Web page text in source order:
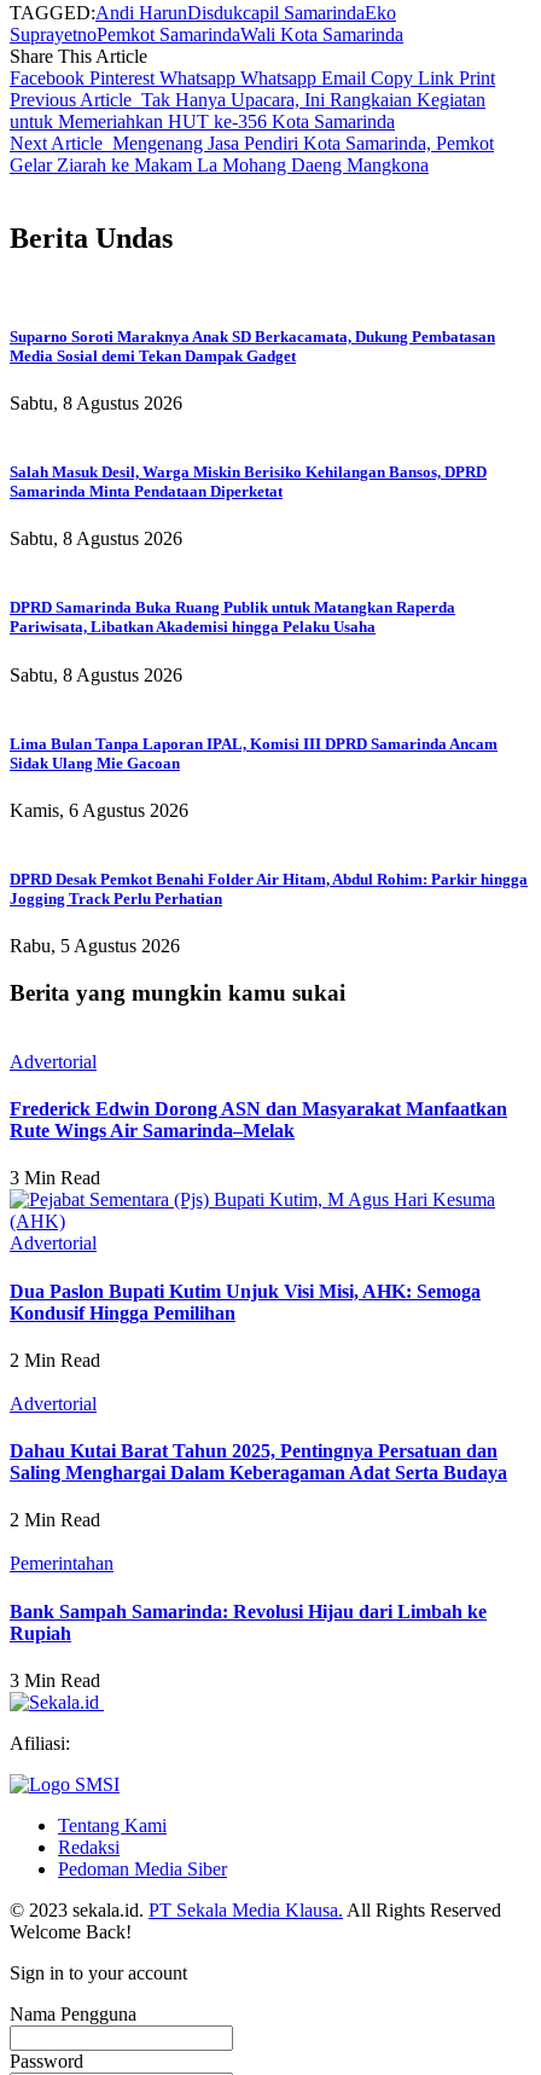
TAGGED:Andi HarunDisdukcapil SamarindaEko
SuprayetnoPemkot SamarindaWali Kota Samarinda
Share This Article
Facebook Pinterest Whatsapp Whatsapp Email Copy Link Print
Previous Article Tak Hanya Upacara, Ini Rangkaian Kegiatan
untuk Memeriahkan HUT ke-356 Kota Samarinda
Next Article Mengenang Jasa Pendiri Kota Samarinda, Pemkot
Gelar Ziarah ke Makam La Mohang Daeng Mangkona
Berita Undas
Suparno Soroti Maraknya Anak SD Berkacamata, Dukung Pembatasan
Media Sosial demi Tekan Dampak Gadget
Sabtu, 8 Agustus 2026
Salah Masuk Desil, Warga Miskin Berisiko Kehilangan Bansos, DPRD
Samarinda Minta Pendataan Diperketat
Sabtu, 8 Agustus 2026
DPRD Samarinda Buka Ruang Publik untuk Matangkan Raperda
Pariwisata, Libatkan Akademisi hingga Pelaku Usaha
Sabtu, 8 Agustus 2026
Lima Bulan Tanpa Laporan IPAL, Komisi III DPRD Samarinda Ancam
Sidak Ulang Mie Gacoan
Kamis, 6 Agustus 2026
DPRD Desak Pemkot Benahi Folder Air Hitam, Abdul Rohim: Parkir hingga
Jogging Track Perlu Perhatian
Rabu, 5 Agustus 2026
Berita yang mungkin kamu sukai
Advertorial
Frederick Edwin Dorong ASN dan Masyarakat Manfaatkan
Rute Wings Air Samarinda–Melak
3 Min Read
Advertorial
Dua Paslon Bupati Kutim Unjuk Visi Misi, AHK: Semoga
Kondusif Hingga Pemilihan
2 Min Read
Advertorial
Dahau Kutai Barat Tahun 2025, Pentingnya Persatuan dan
Saling Menghargai Dalam Keberagaman Adat Serta Budaya
2 Min Read
Pemerintahan
Bank Sampah Samarinda: Revolusi Hijau dari Limbah ke
Rupiah
3 Min Read
Afiliasi:
Tentang Kami
Redaksi
Pedoman Media Siber
© 2023 sekala.id. PT Sekala Media Klausa. All Rights Reserved
Welcome Back!
Sign in to your account
Nama Pengguna
Password